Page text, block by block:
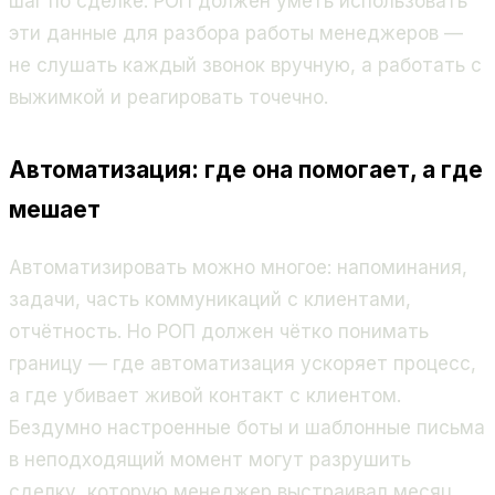
эти данные для разбора работы менеджеров —
не слушать каждый звонок вручную, а работать с
выжимкой и реагировать точечно.
Автоматизация: где она помогает, а где
мешает
Автоматизировать можно многое: напоминания,
задачи, часть коммуникаций с клиентами,
отчётность. Но РОП должен чётко понимать
границу — где автоматизация ускоряет процесс,
а где убивает живой контакт с клиентом.
Бездумно настроенные боты и шаблонные письма
в неподходящий момент могут разрушить